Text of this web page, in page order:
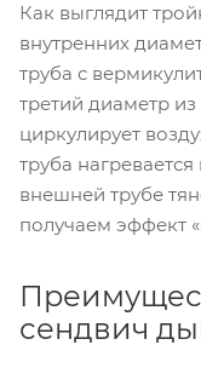
Как выглядит
внутренних
труба с
третий диаметр
циркулирует
труба
внешней трубе
получаем эффект
сендвич